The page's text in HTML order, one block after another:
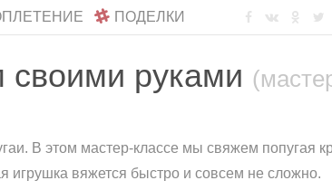
ПОДЕЛКИ
своими руками
В этом мастер-классе мы свяжем попугая
игрушка вяжется быстро и совсем не сложно.